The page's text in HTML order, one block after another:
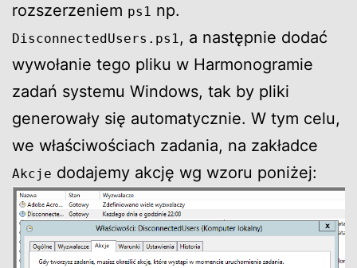
rozszerzeniem ps1 np.
DisconnectedUsers.ps1, a następnie dodać
wywołanie tego pliku w Harmonogramie
zadań systemu Windows, tak by pliki
generowały się automatycznie. W tym celu,
we właściwościach zadania, na zakładce
Akcje dodajemy akcję wg wzoru poniżej: